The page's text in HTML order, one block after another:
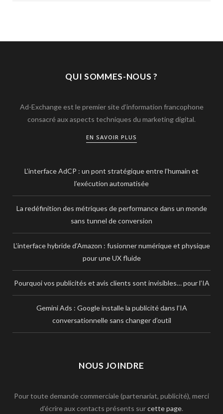
QUI SOMMES-NOUS ?
Ad-Exchange est le premier site d’information francophone
consacré aux aspects techniques du marketing digital.
EN SAVOIR PLUS
L’interface AdCP : un pont stratégique entre l’humain et
l’exécution automatisée
La redéfinition des métriques de performance dans un monde
sans tunnel de conversion
L’interface hybride d’Amazon : fusionner numérique et physique
pour une UX fluide
Pourquoi vos publicités et avis clients sont invisibles… pour l’IA
Gemini Ads : Google installe la publicité dans l’IA
conversationnelle sans changer d’outil
NOUS JOINDRE
Pour toute demande commerciale (partenariat, publicité), merci
d’écrire aux contacts présents surcette page.